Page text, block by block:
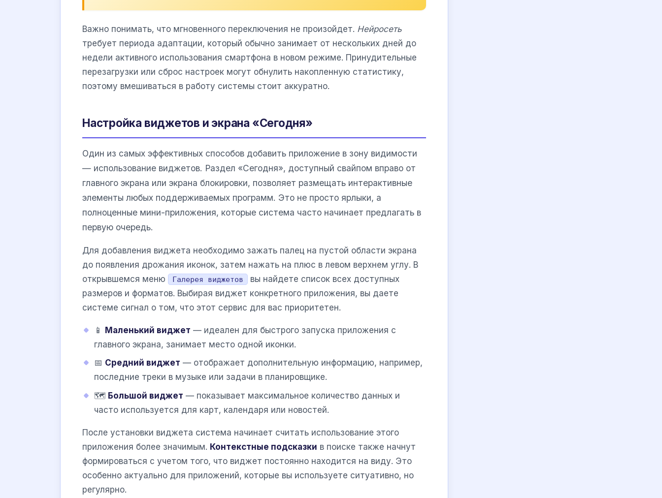
Важно понимать, что мгновенного переключения не произойдет. Нейросеть
требует периода адаптации, который обычно занимает от нескольких дней до
недели активного использования смартфона в новом режиме. Принудительные
перезагрузки или сброс настроек могут обнулить накопленную статистику,
поэтому вмешиваться в работу системы стоит аккуратно.
Настройка виджетов и экрана «Сегодня»
Один из самых эффективных способов добавить приложение в зону видимости
— использование виджетов. Раздел «Сегодня», доступный свайпом вправо от
главного экрана или экрана блокировки, позволяет размещать интерактивные
элементы любых поддерживаемых программ. Это не просто ярлыки, а
полноценные мини-приложения, которые система часто начинает предлагать в
первую очередь.
Для добавления виджета необходимо зажать палец на пустой области экрана
до появления дрожания иконок, затем нажать на плюс в левом верхнем углу. В
открывшемся меню
Галерея виджетов
вы найдете список всех доступных
размеров и форматов. Выбирая виджет конкретного приложения, вы даете
системе сигнал о том, что этот сервис для вас приоритетен.
📱 Маленький виджет — идеален для быстрого запуска приложения с
главного экрана, занимает место одной иконки.
📅 Средний виджет — отображает дополнительную информацию, например,
последние треки в музыке или задачи в планировщике.
🗺️ Большой виджет — показывает максимальное количество данных и
часто используется для карт, календаря или новостей.
После установки виджета система начинает считать использование этого
приложения более значимым. Контекстные подсказки в поиске также начнут
формироваться с учетом того, что виджет постоянно находится на виду. Это
особенно актуально для приложений, которые вы используете ситуативно, но
регулярно.